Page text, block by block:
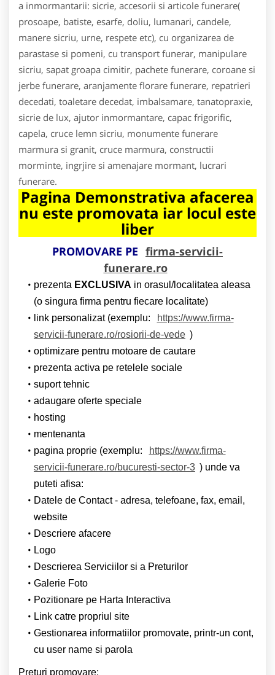
a inmormantarii: sicrie, accesorii si articole funerare(
prosoape, batiste, esarfe, doliu, lumanari, candele,
manere sicriu, urne, respete etc), cu organizarea de
parastase si pomeni, cu transport funerar, manipulare
sicriu, sapat groapa cimitir, pachete funerare, coroane si
jerbe funerare, aranjamente florare funerare, repatrieri
decedati, toaletare decedat, imbalsamare, tanatopraxie,
sicrie de lux, ajutor inmormantare, capac frigorific,
capela, cruce lemn sicriu, monumente funerare
marmura si granit, cruce marmura, constructii
morminte, ingrjire si amenajare mormant, lucrari
funerare.
Pagina Demonstrativa afacerea
nu este promovata iar locul este
liber
PROMOVARE PE firma-servicii-
funerare.ro
prezenta EXCLUSIVA in orasul/localitatea aleasa
(o singura firma pentru fiecare localitate)
link personalizat (exemplu:
https://www.firma-
servicii-funerare.ro/rosiorii-de-vede )
optimizare pentru motoare de cautare
prezenta activa pe retelele sociale
suport tehnic
adaugare oferte speciale
hosting
mentenanta
pagina proprie (exemplu:
https://www.firma-
servicii-funerare.ro/bucuresti-sector-3 ) unde va
puteti afisa:
Datele de Contact - adresa, telefoane, fax, email,
website
Descriere afacere
Logo
Descrierea Serviciilor si a Preturilor
Galerie Foto
Pozitionare pe Harta Interactiva
Link catre propriul site
Gestionarea informatiilor promovate, printr-un cont,
cu user name si parola
Preturi promovare: